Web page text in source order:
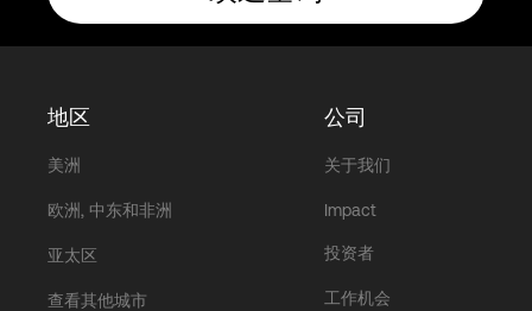
地区
美洲
欧洲, 中东和非洲
亚太区
查看其他城市
公司
关于我们
Impact
投资者
工作机会